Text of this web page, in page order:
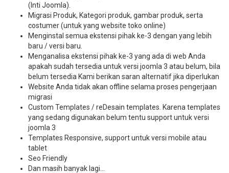
(Inti Joomla).
Migrasi Produk, Kategori produk, gambar produk, serta
costumer (untuk yang website toko online)
Menginstal semua ekstensi pihak ke-3 dengan yang lebih
baru / versi baru.
Menganalisa ekstensi pihak ke-3 yang ada di web Anda
apakah sudah tersedia untuk versi joomla 3 atau belum, bila
belum tersedia Kami berikan saran alternatif jika diperlukan
Website Anda tidak akan offline selama proses pengerjaan
migrasi
Custom Templates / reDesain templates. Karena templates
yang sedang digunakan belum tentu support untuk versi
joomla 3
Templates Responsive, support untuk versi mobile atau
tablet
Seo Friendly
Dan masih banyak lagi...